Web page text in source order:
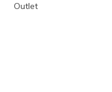
Outlet